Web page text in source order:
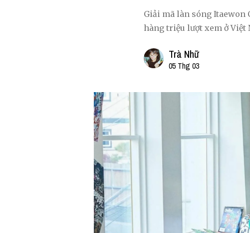
Giải mã làn sóng
hàng triệu lượt xem ở Việt
Trà Nhữ
05 Thg 03